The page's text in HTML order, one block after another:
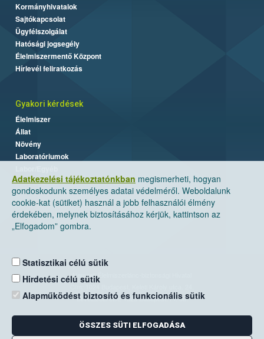
Adatkezelési tájékoztatónkban megismerheti, hogyan
gondoskodunk személyes adatai védelméről. Weboldalunk
cookie-kat (sütiket) használ a jobb felhasználói élmény
érdekében, melynek biztosításához kérjük, kattintson az
„Elfogadom” gombra.
Statisztikai célú sütik
Hirdetési célú sütik
Alapműködést biztosító és funkcionális sütik
ÖSSZES SÜTI ELFOGADÁSA
Kormányhivatalok
Sajtókapcsolat
Ügyfélszolgálat
Hatósági jogsegély
Élelmiszermentő Központ
Hírlevél feliratkozás
Gyakori kérdések
Élelmiszer
Állat
Növény
Laboratóriumok
Nemzeti Élelmiszerlánc-biztonsági Hivatal
Levelezési cím: 1525 Budapest. Pf. 30.
E-mail:ugyfelszolgalat@nebih.gov.hu